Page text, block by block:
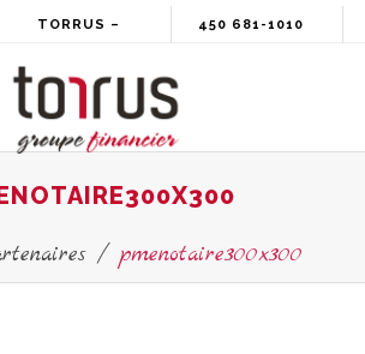
TORRUS – 450 681-1010
/ pmenotaire300x300